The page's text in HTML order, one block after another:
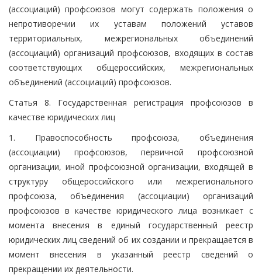
(ассоциаций) профсоюзов могут содержать положения о
непротиворечии их уставам положений уставов
территориальных, межрегиональных объединений
(ассоциаций) организаций профсоюзов, входящих в состав
соответствующих общероссийских, межрегиональных
объединений (ассоциаций) профсоюзов.
Статья 8. Государственная регистрация профсоюзов в
качестве юридических лиц
1. Правоспособность профсоюза, объединения
(ассоциации) профсоюзов, первичной профсоюзной
организации, иной профсоюзной организации, входящей в
структуру общероссийского или межрегионального
профсоюза, объединения (ассоциации) организаций
профсоюзов в качестве юридического лица возникает с
момента внесения в единый государственный реестр
юридических лиц сведений об их создании и прекращается в
момент внесения в указанный реестр сведений о
прекращении их деятельности.